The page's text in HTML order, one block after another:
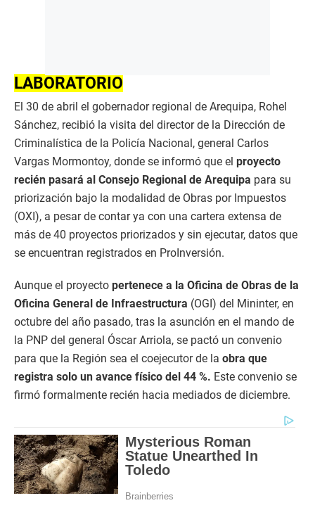
LABORATORIO
El 30 de abril el gobernador regional de Arequipa, Rohel
Sánchez, recibió la visita del director de la Dirección de
Criminalística de la Policía Nacional, general Carlos
Vargas Mormontoy, donde se informó que el proyecto
recién pasará al Consejo Regional de Arequipa para su
priorización bajo la modalidad de Obras por Impuestos
(OXI), a pesar de contar ya con una cartera extensa de
más de 40 proyectos priorizados y sin ejecutar, datos que
se encuentran registrados en ProInversión.
Aunque el proyecto pertenece a la Oficina de Obras de la
Oficina General de Infraestructura (OGI) del Mininter, en
octubre del año pasado, tras la asunción en el mando de
la PNP del general Óscar Arriola, se pactó un convenio
para que la Región sea el coejecutor de la obra que
registra solo un avance físico del 44 %. Este convenio se
firmó formalmente recién hacia mediados de diciembre.